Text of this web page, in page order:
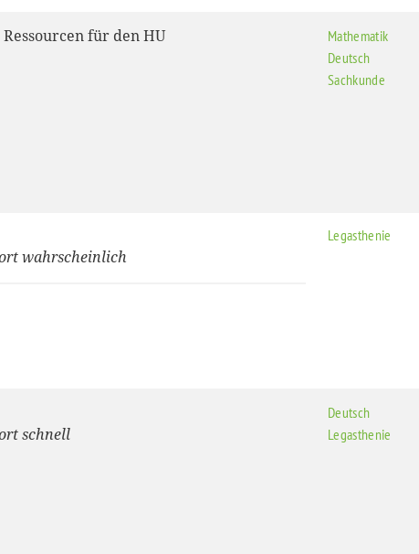
für den HU
Mathematik
Deutsch
Sachkunde
wahrscheinlich
Legasthenie
schnell
Deutsch
Legasthenie